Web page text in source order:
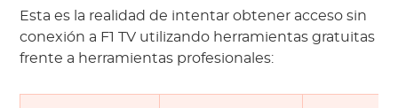
Esta es la realidad de intentar obtener acceso sin
conexión a F1 TV utilizando herramientas gratuitas
frente a herramientas profesionales: